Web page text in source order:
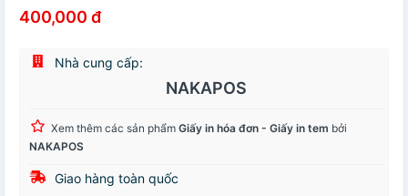
400,000 đ
Nhà cung cấp:
NAKAPOS
Xem thêm các sản phẩm Giấy in hóa đơn - Giấy in tem bởi
NAKAPOS
Giao hàng toàn quốc